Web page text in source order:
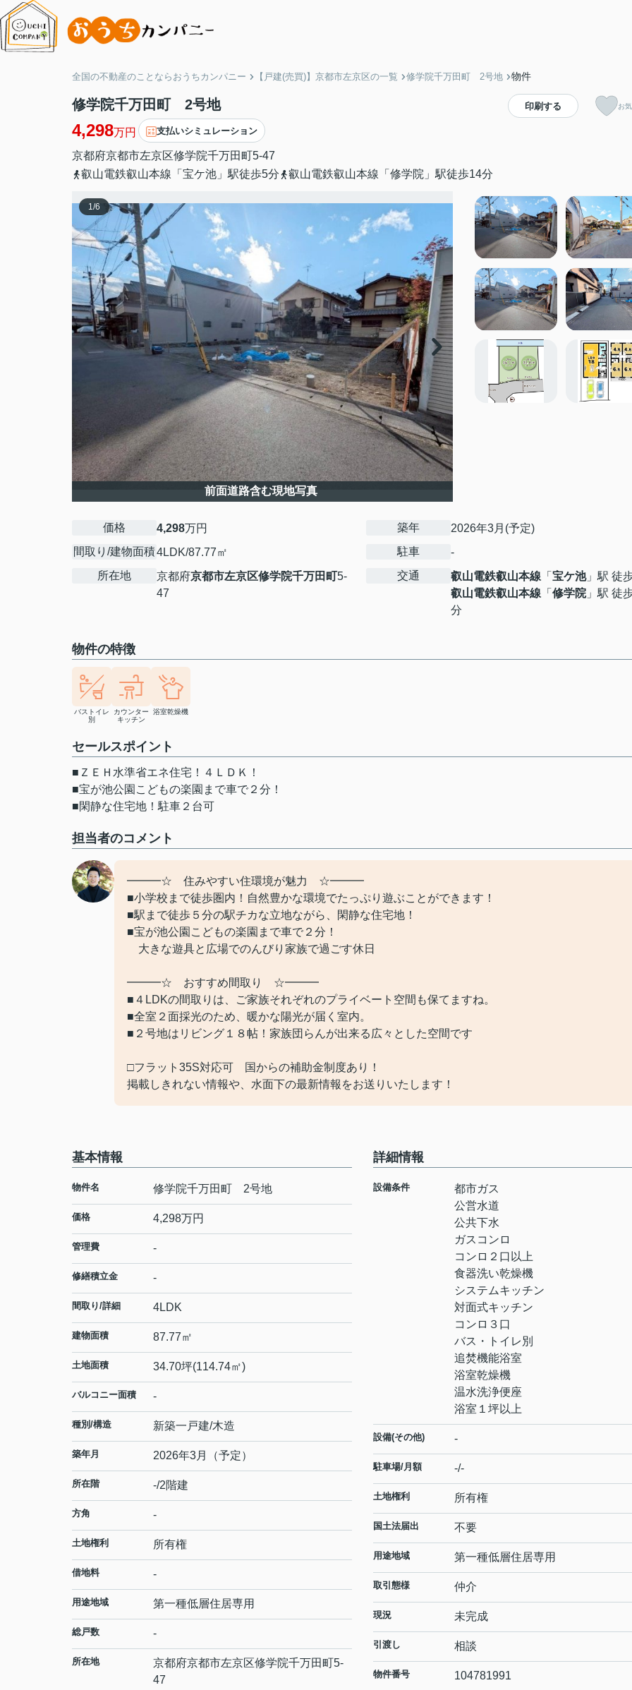
全国の不動産のことならおうちカンパニー 【戸建(売買)】京都市左京区の一覧 修学院千万田町 2号地 物件
修学院千万田町 2号地
4,298万円 支払いシミュレーション
京都府京都市左京区修学院千万田町5-47
叡山電鉄叡山本線「宝ケ池」駅徒歩5分
叡山電鉄叡山本線「修学院」駅徒歩14分
印刷する お
1/6
前面道路含む現地写真
価格 4,298万円
間取り/建物面積4LDK/87.77㎡
所在地
京都府京都市左京区修学院千万田町5-
47
築年
2026年3月(予定)
駐車
-
交通
叡山電鉄叡山本線 「 宝ケ池」駅 徒
叡山電鉄叡山本線 「 修学院」駅 徒
分
物件の特徴
バストイレ
別
カウンター
キッチン
浴室乾燥機
セールスポイント
■ＺＥＨ水準省エネ住宅！４ＬＤＫ！
■宝が池公園こどもの楽園まで車で２分！
■閑静な住宅地！駐車２台可
担当者のコメント
━━━☆ 住みやすい住環境が魅力 ☆━━━
■小学校まで徒歩圏内！自然豊かな環境でたっぷり遊ぶことができます！
■駅まで徒歩５分の駅チカな立地ながら、閑静な住宅地！
■宝が池公園こどもの楽園まで車で２分！
大きな遊具と広場でのんびり家族で過ごす休日
━━━☆ おすすめ間取り ☆━━━
■４LDKの間取りは、ご家族それぞれのプライベート空間も保てますね。
■全室２面採光のため、暖かな陽光が届く室内。
■２号地はリビング１８帖！家族団らんが出来る広々とした空間です
□フラット35S対応可 国からの補助金制度あり！
掲載しきれない情報や、水面下の最新情報をお送りいたします！
基本情報
物件名 修学院千万田町 2号地
価格 4,298万円
管理費 -
修繕積立金 -
間取り/詳細 4LDK
建物面積 87.77㎡
土地面積 34.70坪(114.74㎡)
バルコニー面積 -
種別/構造 新築一戸建/木造
築年月 2026年3月（予定）
所在階 -/2階建
方角 -
土地権利 所有権
借地料 -
用途地域 第一種低層住居専用
総戸数 -
所在地 京都府京都市左京区修学院千万田町5-
47
詳細情報
設備条件
都市ガス
公営水道
公共下水
ガスコンロ
コンロ２口以上
食器洗い乾燥機
システムキッチン
対面式キッチン
コンロ３口
バス・トイレ別
追焚機能浴室
浴室乾燥機
温水洗浄便座
浴室１坪以上
設備(その他) -
駐車場/月額 -/-
土地権利 所有権
国土法届出 不要
用途地域 第一種低層住居専用
取引態様 仲介
現況 未完成
引渡し 相談
物件番号 104781991